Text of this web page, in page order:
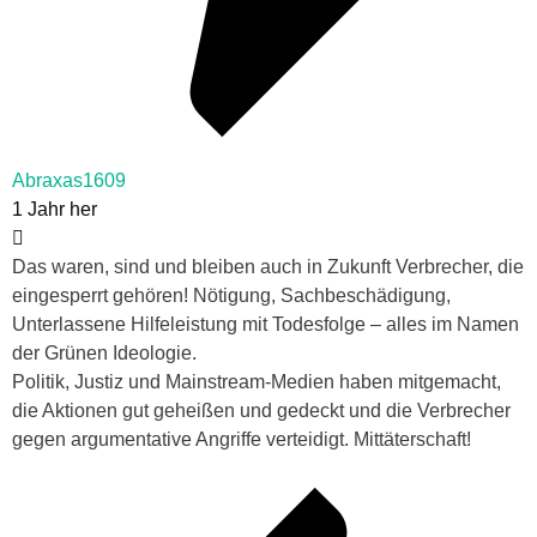
Abraxas1609
1 Jahr her
Das waren, sind und bleiben auch in Zukunft Verbrecher, die
eingesperrt gehören! Nötigung, Sachbeschädigung,
Unterlassene Hilfeleistung mit Todesfolge – alles im Namen
der Grünen Ideologie.
Politik, Justiz und Mainstream-Medien haben mitgemacht,
die Aktionen gut geheißen und gedeckt und die Verbrecher
gegen argumentative Angriffe verteidigt. Mittäterschaft!